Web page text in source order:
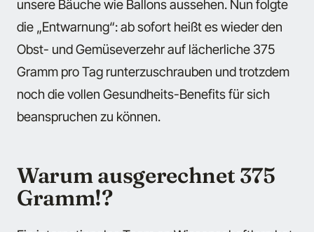
unsere Bäuche wie Ballons aussehen. Nun folgte
die „Entwarnung“: ab sofort heißt es wieder den
Obst- und Gemüseverzehr auf lächerliche 375
Gramm pro Tag runterzuschrauben und trotzdem
noch die vollen Gesundheits-Benefits für sich
beanspruchen zu können.
Warum ausgerechnet 375
Gramm!?